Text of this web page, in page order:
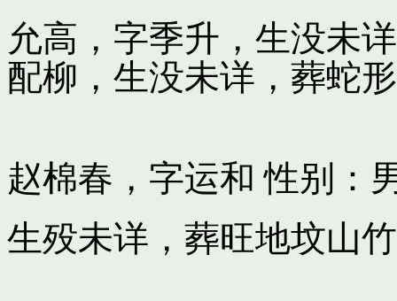
允高，字季升，生没未
配柳，生没未详，葬蛇
赵棉春，字运和 性别：
生殁未详，葬旺地坟山